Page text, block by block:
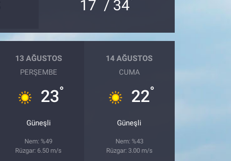
17 / 34
13 AĞUSTOS
PERŞEMBE
23°
Güneşli
Nem: %49
Rüzgar: 6.50 m/s
14 AĞUSTOS
CUMA
22°
Güneşli
Nem: %43
Rüzgar: 3.00 m/s